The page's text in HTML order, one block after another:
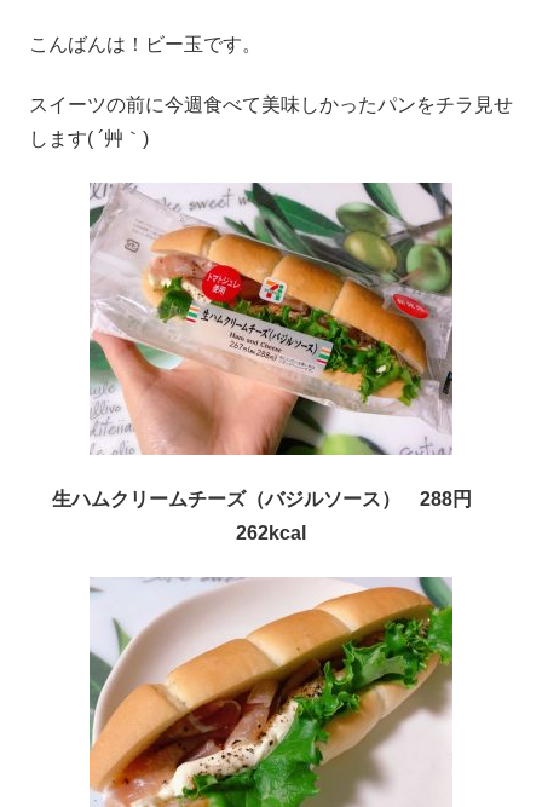
こんばんは！ビー玉です。
スイーツの前に今週食べて美味しかったパンをチラ見せ
します( ´艸｀)
生ハムクリームチーズ（バジルソース） 288円
262kcal